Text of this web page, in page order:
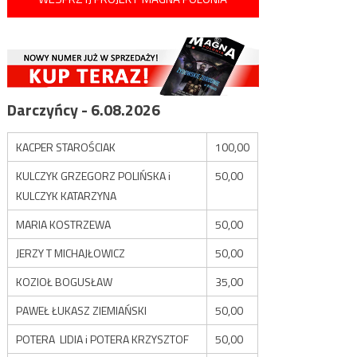
Darczyńcy - 6.08.2026
KACPER STAROŚCIAK
100,00
KULCZYK GRZEGORZ POLIŃSKA i
KULCZYK KATARZYNA
50,00
MARIA KOSTRZEWA
50,00
JERZY T MICHAJŁOWICZ
50,00
KOZIOŁ BOGUSŁAW
35,00
PAWEŁ ŁUKASZ ZIEMIAŃSKI
50,00
POTERA LIDIA i POTERA KRZYSZTOF
50,00